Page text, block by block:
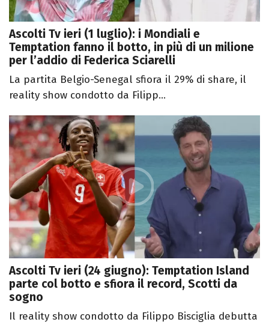
Ascolti Tv ieri (1 luglio): i Mondiali e
Temptation fanno il botto, in più di un milione
per l’addio di Federica Sciarelli
La partita Belgio-Senegal sfiora il 29% di share, il
reality show condotto da Filipp...
Ascolti Tv ieri (24 giugno): Temptation Island
parte col botto e sfiora il record, Scotti da
sogno
Il reality show condotto da Filippo Bisciglia debutta